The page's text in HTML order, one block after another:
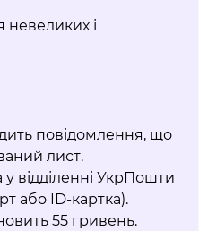
невеликих і
повідомлення, що
лист.
відділенні УкрПошти
або ID-картка).
55 гривень.